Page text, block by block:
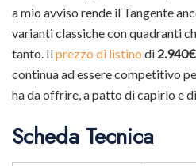
a mio avviso rende il Tangente
varianti classiche con quadranti
tanto. Ilprezzo di listino di 2.940€
continua ad essere competitivo
ha da offrire, a patto di capirlo e
Scheda Tecnica